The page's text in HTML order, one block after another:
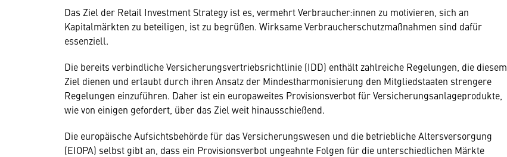
Das Ziel der Retail Investment Strategy ist es, vermehrt Verbraucher:innen zu motivieren, sich an
Kapitalmärkten zu beteiligen, ist zu begrüßen. Wirksame Verbraucherschutzmaßnahmen sind dafür
essenziell.
Die bereits verbindliche Versicherungsvertriebsrichtlinie (IDD) enthält zahlreiche Regelungen, die diesem
Ziel dienen und erlaubt durch ihren Ansatz der Mindestharmonisierung den Mitgliedstaaten strengere
Regelungen einzuführen. Daher ist ein europaweites Provisionsverbot für Versicherungsanlageprodukte,
wie von einigen gefordert, über das Ziel weit hinausschießend.
Die europäische Aufsichtsbehörde für das Versicherungswesen und die betriebliche Altersversorgung
(EIOPA) selbst gibt an, dass ein Provisionsverbot ungeahnte Folgen für die unterschiedlichen Märkte